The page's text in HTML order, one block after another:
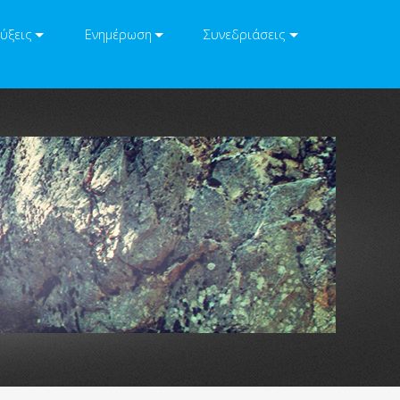
Ενημέρωση Συνεδριάσεις